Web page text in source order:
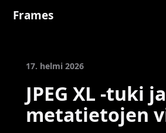
Frames
17. helmi 2026
JPEG XL -tuki ja
metatietojen